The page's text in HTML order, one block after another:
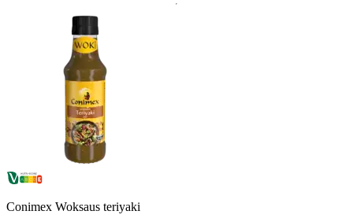
Conimex Woksaus teriyaki